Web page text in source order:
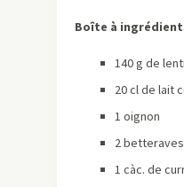
Boîte à
140 g de
20 cl de lait
1 oignon
2
1 càc. de